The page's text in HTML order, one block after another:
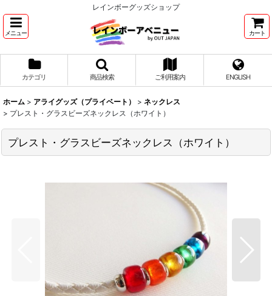
レインボーグッズショップ
メニュー カート
カテゴリ 商品検索 ご利用案内 ENGLISH
ホーム > アライグッズ（プライベート） > ネックレス
> プレスト・グラスビーズネックレス（ホワイト）
プレスト・グラスビーズネックレス（ホワイト）